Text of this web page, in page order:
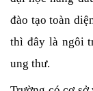
đào tạo toàn
thì đây là ngôi
ung thư.